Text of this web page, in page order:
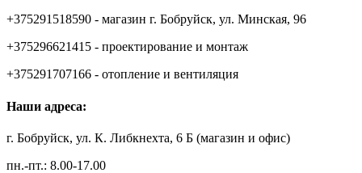
+375291518590 - магазин г. Бобруйск, ул. Минская, 96
+375296621415 - проектирование и монтаж
+375291707166 - отопление и вентиляция
Наши адреса:
г. Бобруйск, ул. К. Либкнехта, 6 Б (магазин и офис)
пн.-пт.: 8.00-17.00